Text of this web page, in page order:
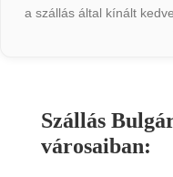
a szállás által kínált
Szállás
városaiban: